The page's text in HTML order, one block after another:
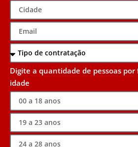
Digite a quantidade de pessoas
idade